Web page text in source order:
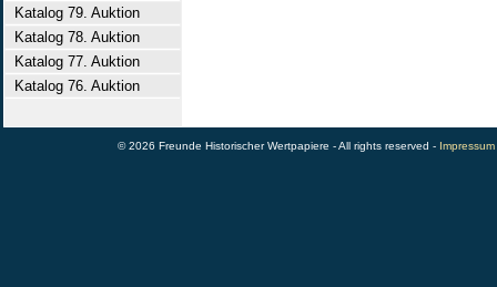
Katalog 79. Auktion
Katalog 78. Auktion
Katalog 77. Auktion
Katalog 76. Auktion
© 2026 Freunde Historischer Wertpapiere - All rights reserved - Impressum